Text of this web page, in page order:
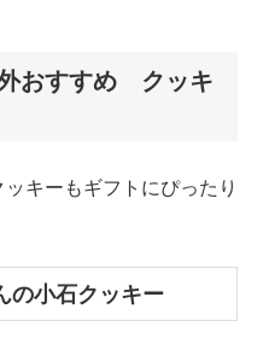
おすすめ クッキ
キーもギフトにぴったり
小石クッキー